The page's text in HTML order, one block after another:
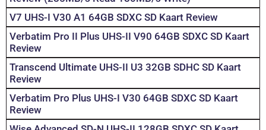
V7 UHS-I V30 A1 64GB SDXC SD Kaart Review
Verbatim Pro II Plus UHS-II V90 64GB SDXC SD Kaart
Review
Transcend Ultimate UHS-II U3 32GB SDHC SD Kaart
Review
Verbatim Pro Plus UHS-I V30 64GB SDXC SD Kaart
Review